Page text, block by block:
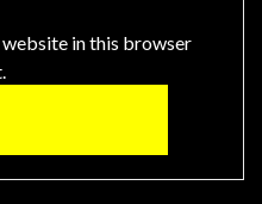
website in this browser